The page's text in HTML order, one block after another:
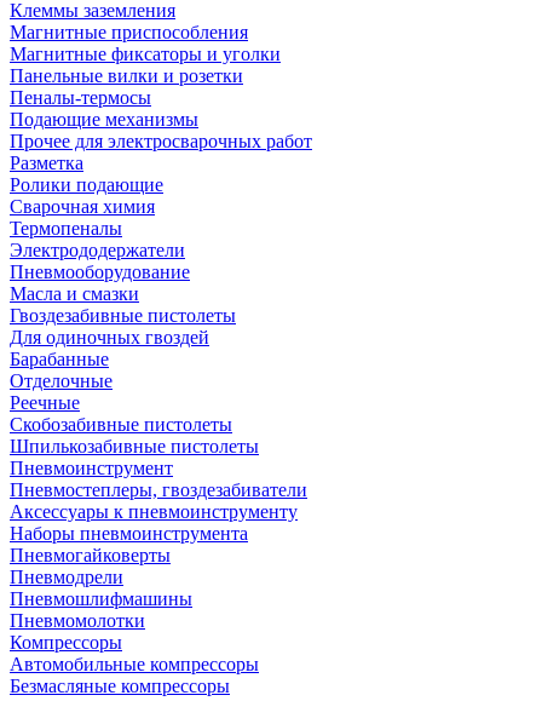
Клеммы заземления
Магнитные приспособления
Магнитные фиксаторы и уголки
Панельные вилки и розетки
Пеналы-термосы
Подающие механизмы
Прочее для электросварочных работ
Разметка
Ролики подающие
Сварочная химия
Термопеналы
Электрододержатели
Пневмооборудование
Масла и смазки
Гвоздезабивные пистолеты
Для одиночных гвоздей
Барабанные
Отделочные
Реечные
Скобозабивные пистолеты
Шпилькозабивные пистолеты
Пневмоинструмент
Пневмостеплеры, гвоздезабиватели
Аксессуары к пневмоинструменту
Наборы пневмоинструмента
Пневмогайковерты
Пневмодрели
Пневмошлифмашины
Пневмомолотки
Компрессоры
Автомобильные компрессоры
Безмасляные компрессоры